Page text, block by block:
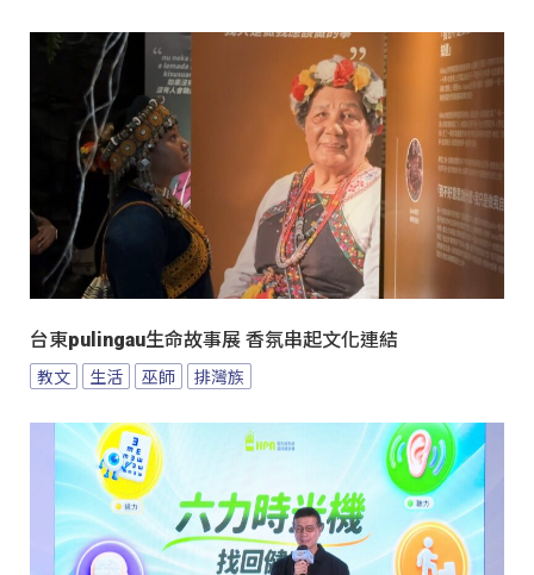
台東pulingau生命故事展 香氛串起文化連結
教文 生活 巫師 排灣族